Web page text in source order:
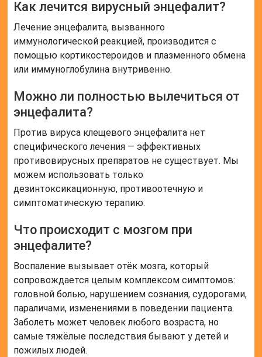
Как лечится вирусный энцефалит?
Лечение энцефалита, вызванного
иммунологической реакцией, производится с
помощью кортикостероидов и плазменного обмена
или иммуноглобулина внутривенно.
Можно ли полностью вылечиться от
энцефалита?
Против вируса клещевого энцефалита нет
специфического лечения — эффективных
противовирусных препаратов не существует. Мы
можем использовать только
дезинтоксикационную, противоотечную и
симптоматическую терапию.
Что происходит с мозгом при
энцефалите?
Воспаление вызывает отёк мозга, который
сопровождается целым комплексом симптомов:
головной болью, нарушением сознания, судорогами,
параличами, изменениями в поведении пациента.
Заболеть может человек любого возраста, но
самые тяжёлые последствия бывают у детей и
пожилых людей.